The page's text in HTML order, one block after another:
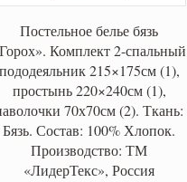
Постельное белье бязь
Комплект 2-спальный
пододеяльник 215×175см (1),
простынь 220×240см (1),
70х70см (2). Ткань:
Бязь. Состав: 100% Хлопок.
Производство: ТМ
«ЛидерТекс», Россия